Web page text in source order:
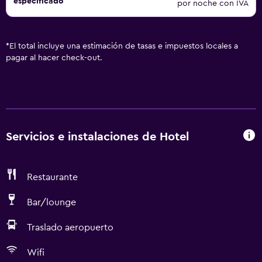
Winter Gardens se encuentra a menos de cinco minutos
andando.
por noche con IVA
* El total incluye una estimación de tasas e impuestos locales a
pagar al hacer check-out.
Servicios e instalaciones de Hotel
Restaurante
Bar/lounge
Traslado aeropuerto
Wifi